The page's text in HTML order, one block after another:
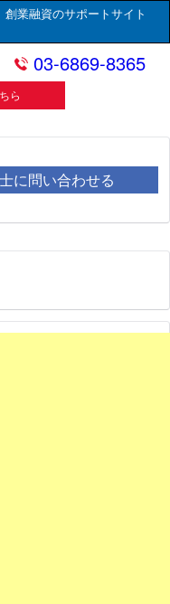
創業融資のサポートサイト
03-6869-8365
ら
に問い合わせる